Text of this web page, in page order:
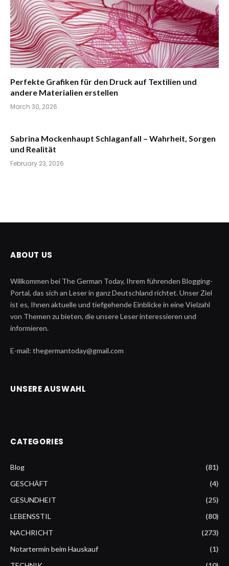
Perfekte Grafiken für den Druck auf Textilien und
andere Materialien erstellen
March 30, 2026
Sabrina Mockenhaupt Schlaganfall – Wahrheit, Sorgen
und Realität
February 23, 2026
ABOUT US
Willkommen bei The German Today, Ihrem führenden Blogging-
Portal, das sich an Leser in ganz Deutschland richtet. Unser Ziel
ist es, Ihnen aktuelle und tiefgehende Einblicke in eine Vielzahl
von Themen zu bieten, die unsere Leser interessieren und
informieren.
E-mail: thegermantoday@gmail.com
UNSERE AUSWAHL
CATEGORIES
Blog
(81)
GESCHÄFT
(4)
GESUNDHEIT
(25)
LEBENSSTIL
(80)
NACHRICHT
(273)
Notartermin beim Hauskauf
(1)